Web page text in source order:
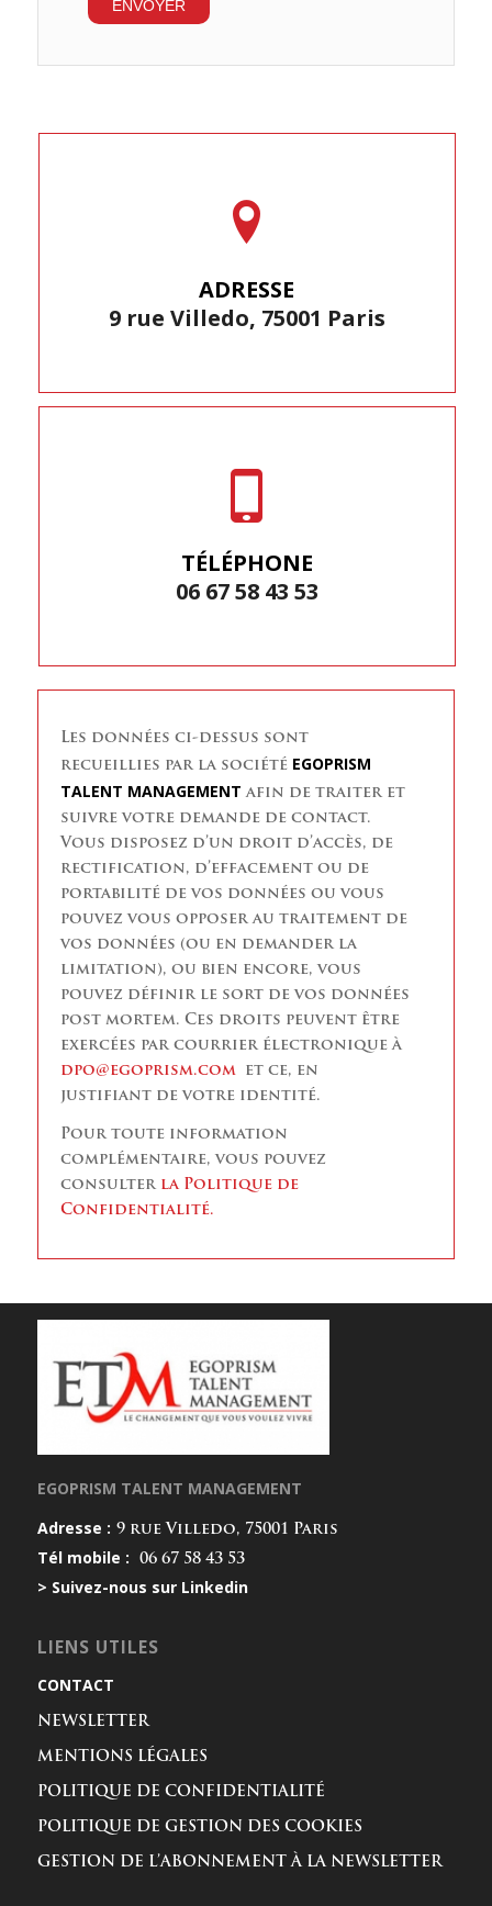
ADRESSE
9 rue Villedo, 75001 Paris
TÉLÉPHONE
06 67 58 43 53
Les données ci-dessus sont
recueillies par la société EGOPRISM
TALENT MANAGEMENT afin de traiter et
suivre votre demande de contact.
Vous disposez d’un droit d’accès, de
rectification, d’effacement ou de
portabilité de vos données ou vous
pouvez vous opposer au traitement de
vos données (ou en demander la
limitation), ou bien encore, vous
pouvez définir le sort de vos données
post mortem. Ces droits peuvent être
exercées par courrier électronique à
dpo@egoprism.comet ce, en
justifiant de votre identité.
Pour toute information
complémentaire, vous pouvez
consulter la Politique de
Confidentialité.
EGOPRISM TALENT MANAGEMENT
Adresse : 9 rue Villedo, 75001 Paris
Tél mobile : 06 67 58 43 53
> Suivez-nous sur Linkedin
LIENS UTILES
CONTACT
NEWSLETTER
MENTIONS LÉGALES
POLITIQUE DE CONFIDENTIALITÉ
POLITIQUE DE GESTION DES COOKIES
GESTION DE L’ABONNEMENT À LA NEWSLETTER